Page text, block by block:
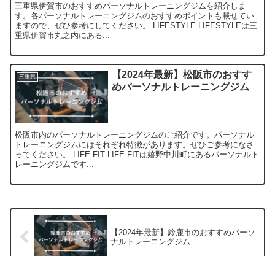
三重県伊賀市のおすすめパーソナルトレーニングジムを紹介しま
す。各パーソナルトレーニングジムのおすすめポイントも載せてい
ますので、ぜひ参考にしてください。 LIFESTYLE LIFESTYLEは三
重県伊賀市丸之内にある...
三重県
【2024年最新】松阪市のおすす
めパーソナルトレーニングジム
松阪市内のパーソナルトレーニングジムのご紹介です。パーソナル
トレーニングジムにはそれぞれ特徴があります。ぜひご参考になさ
ってください。 LIFE FIT LIFE FITは嬉野中川町にあるパーソナルト
レーニングジムです...
【2024年最新】鈴鹿市のおすすめパーソ
ナルトレーニングジム